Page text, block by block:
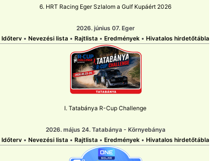
6. HRT Racing Eger Szlalom a Gulf Kupáért 2026
2026. június 07. Eger
Időterv • Nevezési lista • Rajtlista • Eredmények • Hivatalos hirdetőtábla
I. Tatabánya R-Cup Challenge
2026. május 24. Tatabánya - Környebánya
Időterv • Nevezési lista • Rajtlista • Eredmények • Hivatalos hirdetőtábla